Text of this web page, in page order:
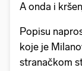
A onda i
Popisu
koje je
stranačkom